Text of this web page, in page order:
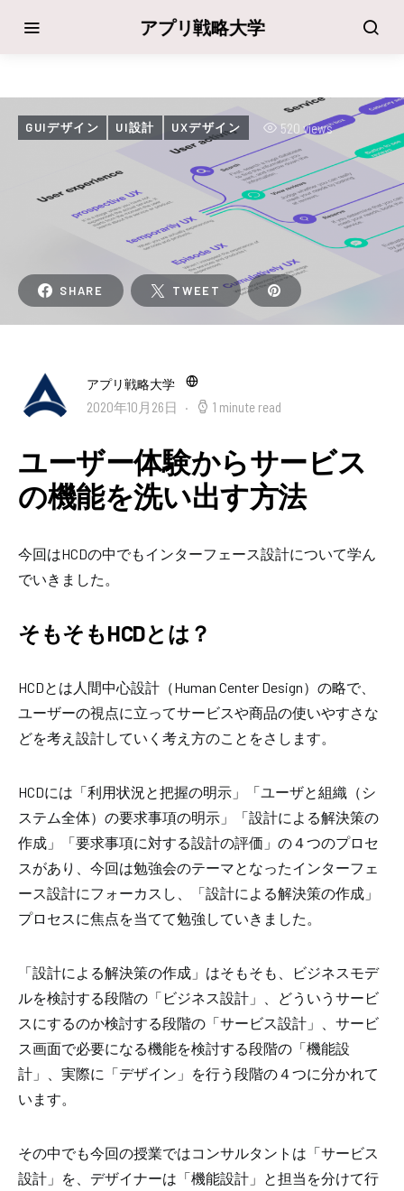
アプリ戦略大学
GUIデザイン UI設計 UXデザイン 520 views
SHARE TWEET
アプリ戦略大学
2020年10月26日 1 minute read
ユーザー体験からサービス
の機能を洗い出す方法
今回はHCDの中でもインターフェース設計について学ん
でいきました。
そもそもHCDとは？
HCDとは人間中心設計（Human Center Design）の略で、
ユーザーの視点に立ってサービスや商品の使いやすさな
どを考え設計していく考え方のことをさします。
HCDには「利用状況と把握の明示」「ユーザと組織（シ
ステム全体）の要求事項の明示 」「設計による解決策の
作成 」「要求事項に対する設計の評価 」の４つのプロセ
スがあり、 今回は勉強会のテーマとなったインターフェ
ース設計にフォーカスし、「設計による解決策の作成」
プロセスに焦点を当てて勉強していきました。
「設計による解決策の作成」 はそもそも、ビジネスモデ
ルを検討する段階の 「ビジネス設計」、どういうサービ
スにするのか検討する段階の「サービス設計」、サービ
ス画面で必要になる機能を検討する段階の「機能設
計」、実際に「デザイン」を行う段階の４つに分かれて
います。
その中でも今回の授業ではコンサルタントは「サービス
設計」を、デザイナーは「機能設計」と担当を分けて行